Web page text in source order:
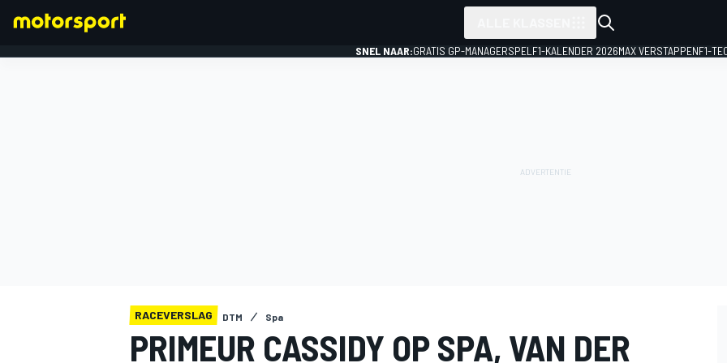
SNEL NAAR:GRATIS GP-MANAGERSPEL F1-KALENDER 2026MAX VERSTAPPENF1-
RACEVERSLAG DTM Spa
PRIMEUR CASSIDY OP SPA, VAN DER